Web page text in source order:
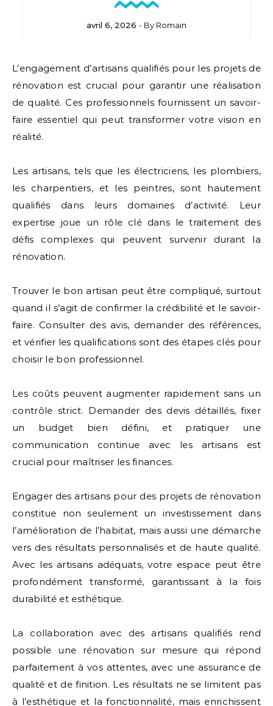
avril 6, 2026 - By Romain
L’engagement d’artisans qualifiés pour les projets de
rénovation est crucial pour garantir une réalisation
de qualité. Ces professionnels fournissent un savoir-
faire essentiel qui peut transformer votre vision en
réalité.
Les artisans, tels que les électriciens, les plombiers,
les charpentiers, et les peintres, sont hautement
qualifiés dans leurs domaines d’activité. Leur
expertise joue un rôle clé dans le traitement des
défis complexes qui peuvent survenir durant la
rénovation.
Trouver le bon artisan peut être compliqué, surtout
quand il s’agit de confirmer la crédibilité et le savoir-
faire. Consulter des avis, demander des références,
et vérifier les qualifications sont des étapes clés pour
choisir le bon professionnel.
Les coûts peuvent augmenter rapidement sans un
contrôle strict. Demander des devis détaillés, fixer
un budget bien défini, et pratiquer une
communication continue avec les artisans est
crucial pour maîtriser les finances.
Engager des artisans pour des projets de rénovation
constitue non seulement un investissement dans
l’amélioration de l’habitat, mais aussi une démarche
vers des résultats personnalisés et de haute qualité.
Avec les artisans adéquats, votre espace peut être
profondément transformé, garantissant à la fois
durabilité et esthétique.
La collaboration avec des artisans qualifiés rend
possible une rénovation sur mesure qui répond
parfaitement à vos attentes, avec une assurance de
qualité et de finition. Les résultats ne se limitent pas
à l’esthétique et la fonctionnalité, mais enrichissent